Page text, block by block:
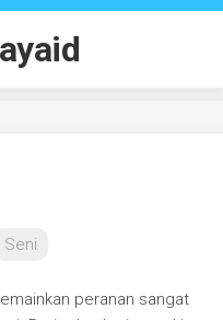
Seni
peranan sangat